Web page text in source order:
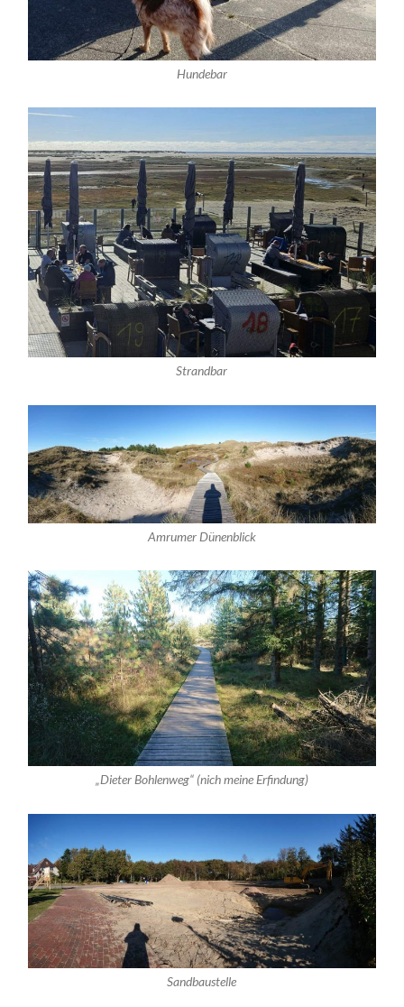
Hundebar
Strandbar
Amrumer Dünenblick
„Dieter Bohlenweg“ (nich meine Erfindung)
Sandbaustelle